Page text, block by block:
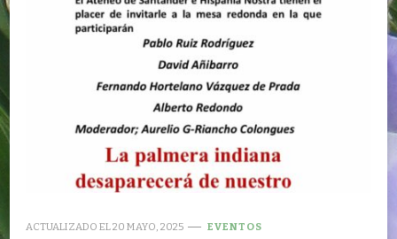
ACTUALIZADO EL20 MAYO, 2025 EVENTOS